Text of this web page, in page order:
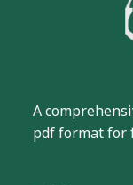
A
pdf format for